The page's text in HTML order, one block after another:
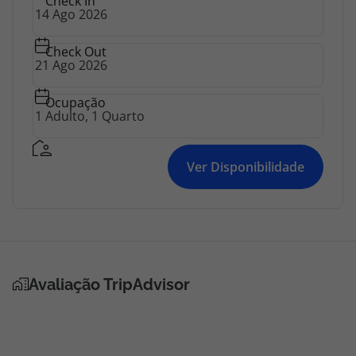
topatlantico@topatlantico.com
Check Out
Ocupação
Ver Disponibilidade
Avaliação TripAdvisor